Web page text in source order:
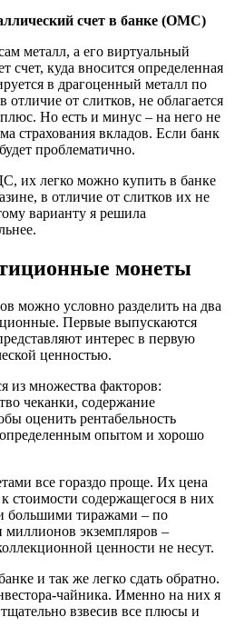
счет в банке (ОМС)
металл, а его виртуальный
счет, куда вносится определенная
в драгоценный металл по
от слитков, не облагается
Но есть и минус – на него не
страхования вкладов. Если банк
проблематично.
их легко можно купить в банке
в отличие от слитков их не
варианту я решила
монеты
можно условно разделить на два
Первые выпускаются
интерес в первую
ценностью.
из множества факторов:
чеканки, содержание
оценить рентабельность
опытом и хорошо
все гораздо проще. Их цена
стоимости содержащегося в них
большими тиражами – по
миллионов экземпляров –
ценности не несут.
и так же легко сдать обратно.
чайника. Именно на них я
взвесив все плюсы и